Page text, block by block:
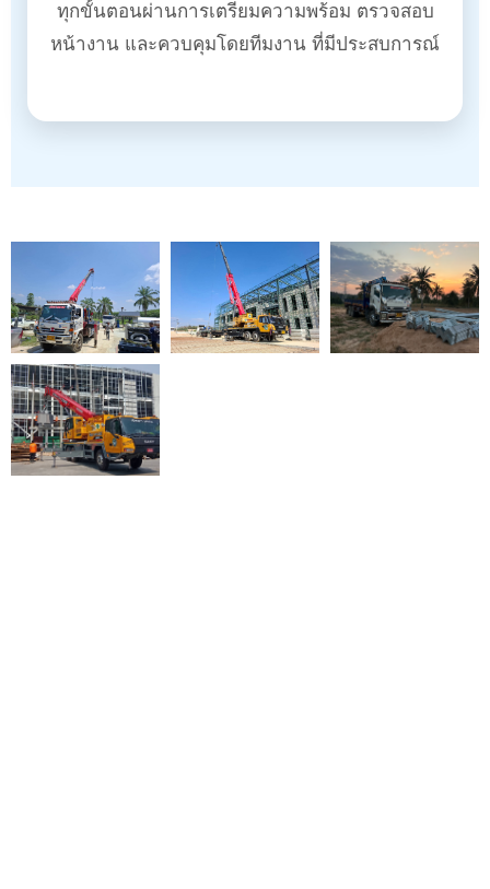
ทุกขั้นตอนผ่านการเตรียมความพร้อม ตรวจสอบ
หน้างาน และควบคุมโดยทีมงาน ที่มีประสบการณ์